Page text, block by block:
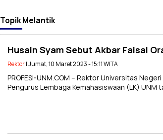
TopikMelantik
Husain Syam Sebut Akbar Faisal
Rektor| Jumat, 10 Maret 2023 - 15:11 WITA
PROFESI-UNM.COM – Rektor Universitas
Pengurus Lembaga Kemahasiswaan (LK)